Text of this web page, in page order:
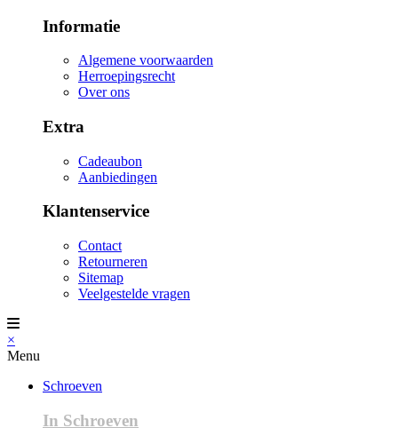
Informatie
Algemene voorwaarden
Herroepingsrecht
Over ons
Extra
Cadeaubon
Aanbiedingen
Klantenservice
Contact
Retourneren
Sitemap
Veelgestelde vragen
×
Menu
Schroeven
In Schroeven